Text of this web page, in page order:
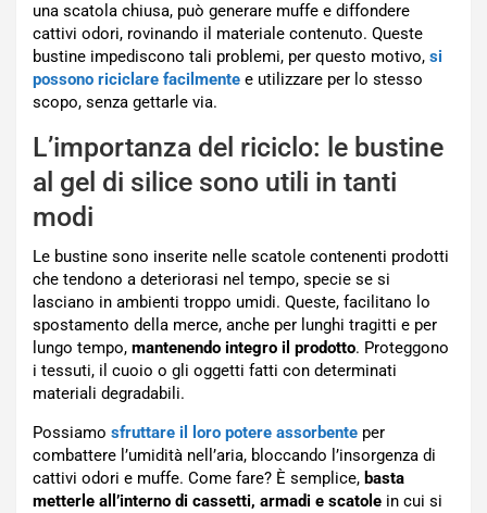
una scatola chiusa, può generare muffe e diffondere
cattivi odori, rovinando il materiale contenuto. Queste
bustine impediscono tali problemi, per questo motivo, si
possono riciclare facilmente e utilizzare per lo stesso
scopo, senza gettarle via.
L’importanza del riciclo: le bustine
al gel di silice sono utili in tanti
modi
Le bustine sono inserite nelle scatole contenenti prodotti
che tendono a deteriorasi nel tempo, specie se si
lasciano in ambienti troppo umidi. Queste, facilitano lo
spostamento della merce, anche per lunghi tragitti e per
lungo tempo, mantenendo integro il prodotto. Proteggono
i tessuti, il cuoio o gli oggetti fatti con determinati
materiali degradabili.
Possiamo sfruttare il loro potere assorbente per
combattere l’umidità nell’aria, bloccando l’insorgenza di
cattivi odori e muffe. Come fare? È semplice, basta
metterle all’interno di cassetti, armadi e scatole in cui si